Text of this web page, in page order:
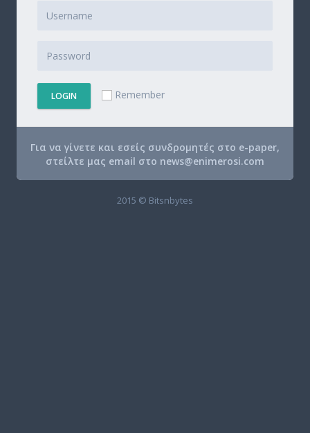
LOGIN Remember
Για να γίνετε και εσείς συνδρομητές στο e-paper,
στείλτε μας email στο news@enimerosi.com
2015 © Bitsnbytes